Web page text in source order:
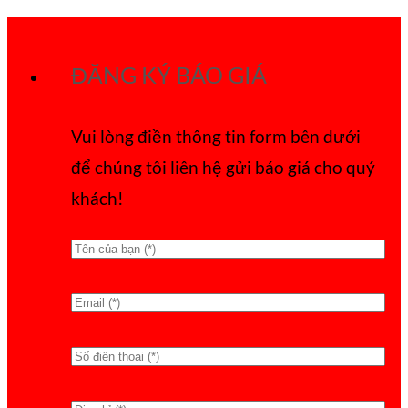
ĐĂNG KÝ BÁO GIÁ
Vui lòng điền thông tin form bên dưới
để chúng tôi liên hệ gửi báo giá cho quý
khách!